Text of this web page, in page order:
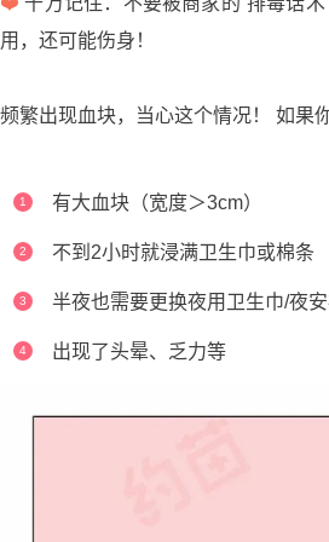
用，还可能伤身！
频繁出现血块，当心这个情况！ 如果
1 有大血块（宽度＞3cm）
2 不到2小时就浸满卫生巾或棉条
3 半夜也需要更换夜用卫生巾/夜
4 出现了头晕、乏力等